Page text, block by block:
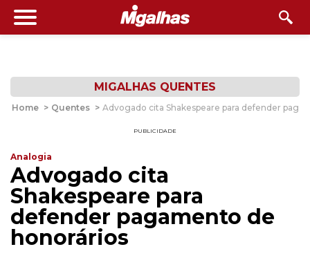
MIGALHAS QUENTES
Home > Quentes > Advogado cita Shakespeare para defender
PUBLICIDADE
Analogia
Advogado cita
Shakespeare para
defender pagamento de
honorários